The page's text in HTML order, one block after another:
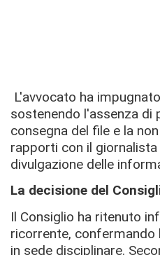
L'avvocato ha
sostenendo l'assenza di
consegna del file e la
rapporti con il
divulgazione delle
La decisione del
Il Consiglio ha ritenuto
ricorrente,
in sede disciplinare.